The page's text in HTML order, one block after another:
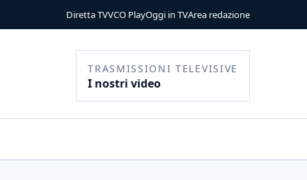
Diretta TVVCO PlayOggi in TVArea redazione
TRASMISSIONI TELEVISIVE
I nostri video